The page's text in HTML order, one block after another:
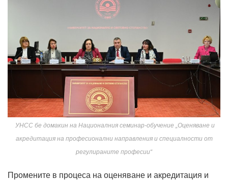
УНСС бе домакин на Националния семинар-обучение „Оценяване и
акредитация на професионални направления и специалности от
регулираните професии“
Промените в процеса на оценяване и акредитация и